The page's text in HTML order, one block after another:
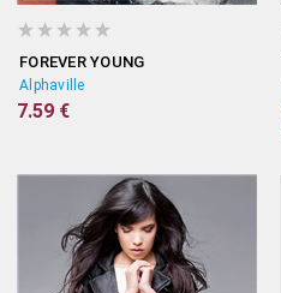
FOREVER YOUNG
Alphaville
7.59 €